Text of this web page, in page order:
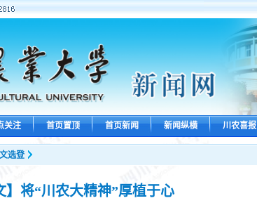
关注 首页置顶 首页新闻 新闻纵横 川农喜报
选登
】将“川农大精神”厚植于心